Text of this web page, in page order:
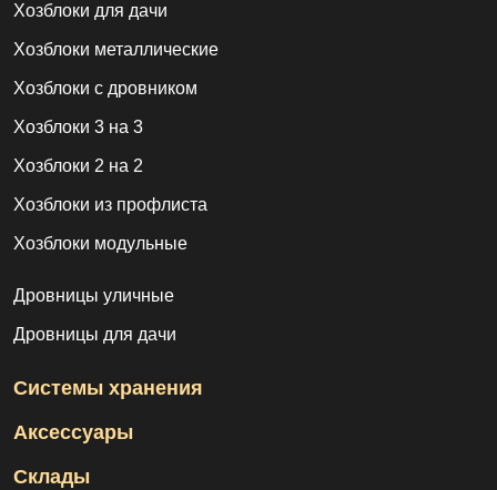
Хозблоки для дачи
Хозблоки металлические
Хозблоки с дровником
Хозблоки 3 на 3
Хозблоки 2 на 2
Хозблоки из профлиста
Хозблоки модульные
Дровницы уличные
Дровницы для дачи
Системы хранения
Аксессуары
Склады